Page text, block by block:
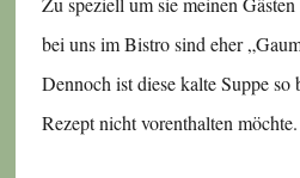
bei uns im Bistro sind eher
Dennoch ist diese kalte Suppe so
Rezept nicht vorenthalten möchte.